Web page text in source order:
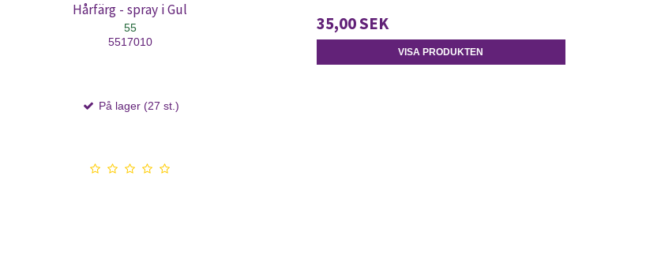
Hårfärg - spray i Gul
55
5517010
På lager (27 st.)
35,00 SEK
VISA PRODUKTEN